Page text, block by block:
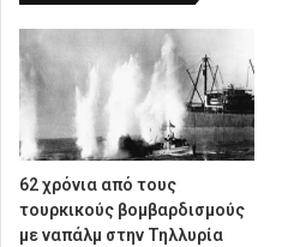
62 χρόνια από τους
τουρκικούς βομβαρδισμούς
με ναπάλμ στην Τηλλυρία